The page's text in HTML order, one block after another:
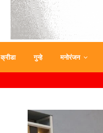
क्रीडा गुन्हे मनोरंजन